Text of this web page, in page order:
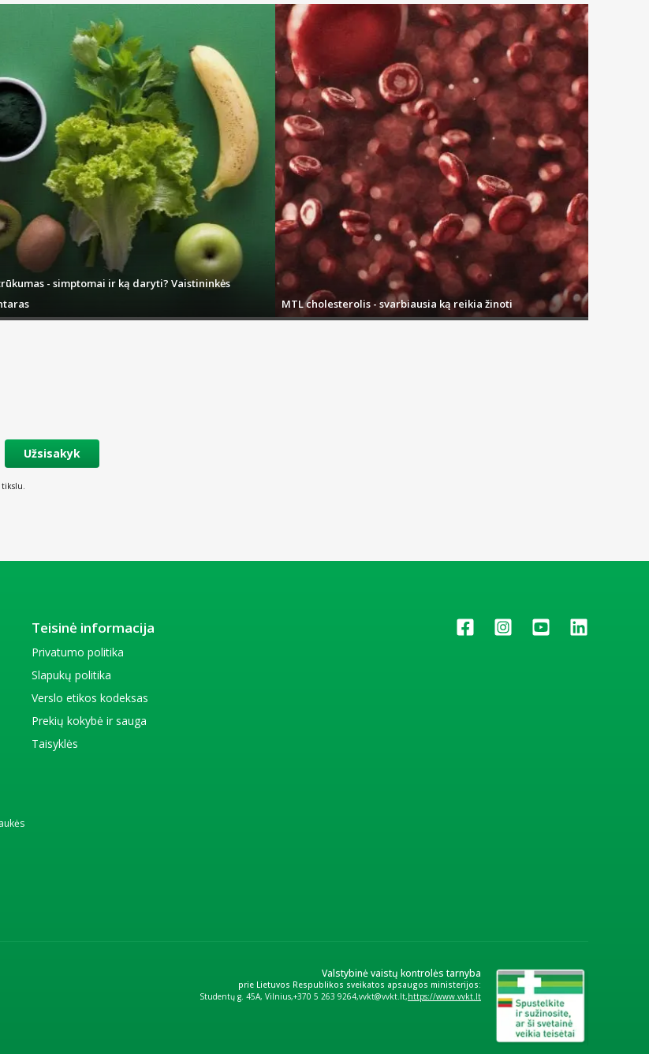
- simptomai ir ką daryti? Vaistininkės
MTL cholesterolis - svarbiausia ką reikia žinoti
Užsisakyk
Teisinė informacija
Privatumo politika
Slapukų politika
Verslo etikos kodeksas
Prekių kokybė ir sauga
Taisyklės
Valstybinė vaistų kontrolės tarnyba
prie Lietuvos Respublikos sveikatos apsaugos ministerijos:
Studentų g. 45A, Vilnius +370 5 263 9264 vvkt@vvkt.lt https://www.vvkt.lt